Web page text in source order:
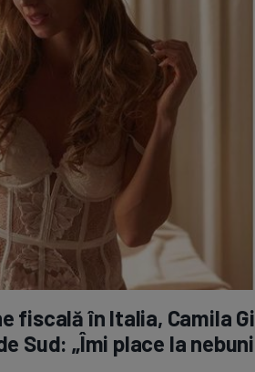
fiscală în Italia, Camila
Sud: „Îmi place la